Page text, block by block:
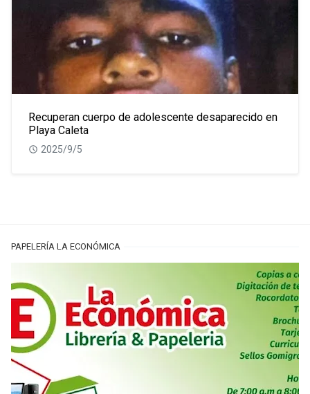
Recuperan cuerpo de adolescente desaparecido en
Playa Caleta
2025/9/5
PAPELERÍA LA ECONÓMICA